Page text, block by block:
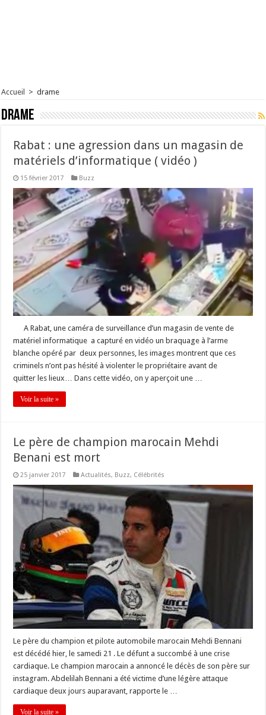
Accueil > drame
drame
Rabat : une agression dans un magasin de
matériels d’informatique ( vidéo )
15 février 2017 Buzz
A Rabat, une caméra de surveillance d’un magasin de vente de
matériel informatique a capturé en vidéo un braquage à l’arme
blanche opéré par deux personnes, les images montrent que ces
criminels n’ont pas hésité à violenter le propriétaire avant de
quitter les lieux… Dans cette vidéo, on y aperçoit une …
Voir la suite »
Le père de champion marocain Mehdi
Benani est mort
25 janvier 2017 Actualités, Buzz, Célébrités
Le père du champion et pilote automobile marocain Mehdi Bennani
est décédé hier, le samedi 21 . Le défunt a succombé à une crise
cardiaque. Le champion marocain a annoncé le décès de son père sur
instagram. Abdelilah Bennani a été victime d’une légère attaque
cardiaque deux jours auparavant, rapporte le …
Voir la suite »